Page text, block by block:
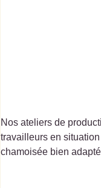
Nos ateliers de
travailleurs en
chamoisée bien